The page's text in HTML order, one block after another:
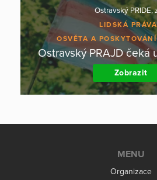
Ostravský PRIDE,
LIDSKÁ PRÁVA
OSVĚTA A
Ostravský PRAJD čeká
Zobrazit
MENU
Organizace